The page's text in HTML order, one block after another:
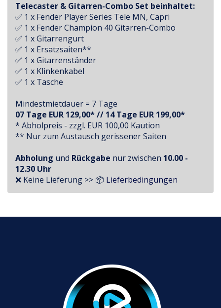
Telecaster & Gitarren-Combo Set beinhaltet:
✅ 1 x Fender Player Series Tele MN, Capri
✅ 1 x Fender Champion 40 Gitarren-Combo
✅ 1 x Gitarrengurt
✅ 1 x Ersatzsaiten**
✅ 1 x Gitarrenständer
✅ 1 x Klinkenkabel
✅ 1 x Tasche
Mindestmietdauer = 7 Tage
07 Tage EUR 129,00* // 14 Tage EUR 199,00*
* Abholpreis - zzgl. EUR 100,00 Kaution
** Nur zum Austausch gerissener Saiten
Abholung und Rückgabe nur zwischen 10.00 -
12.30 Uhr
❌ Keine Lieferung >> 📦 Lieferbedingungen